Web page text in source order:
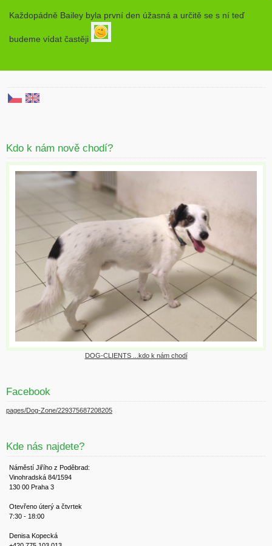
Každopádně Bailey byla první den úžasná a určitě se s ní teď
budeme vídat častěji
Kdo k nám nově chodí?
DOG-CLIENTS ...kdo k nám chodí
Facebook
pages/Dog-Zone/229375687208205
Kde nás najdete?
Náměstí Jiřího z Poděbrad:
Vinohradská 84/1594
130 00 Praha 3
Otevřeno úterý a čtvrtek
7:30 - 18:00
Denisa Kopecká